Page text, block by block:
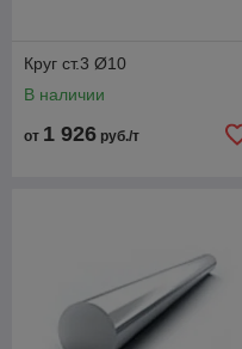
Круг ст.3 Ø10
В наличии
от 1 926 руб./т